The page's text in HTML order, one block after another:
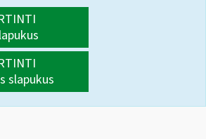
slapukus